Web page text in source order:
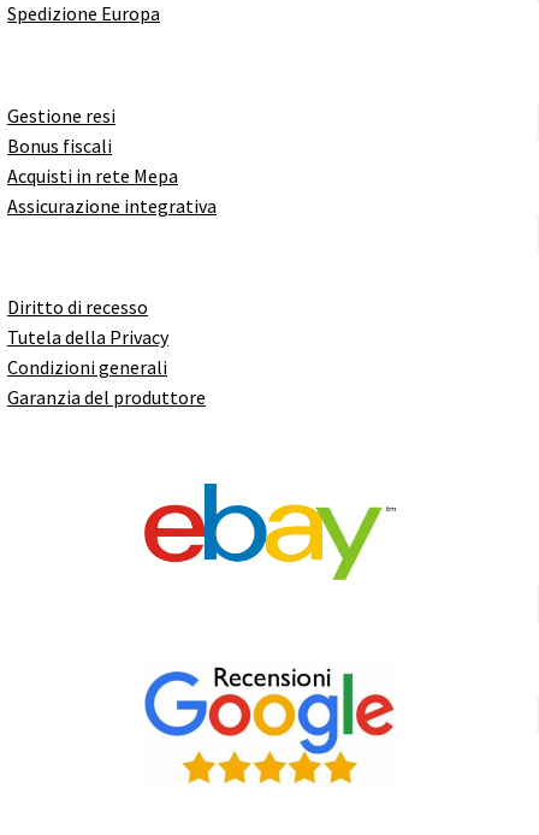
Spedizione Europa
Gestione resi
Bonus fiscali
Acquisti in rete Mepa
Assicurazione integrativa
Diritto di recesso
Tutela della Privacy
Condizioni generali
Garanzia del produttore